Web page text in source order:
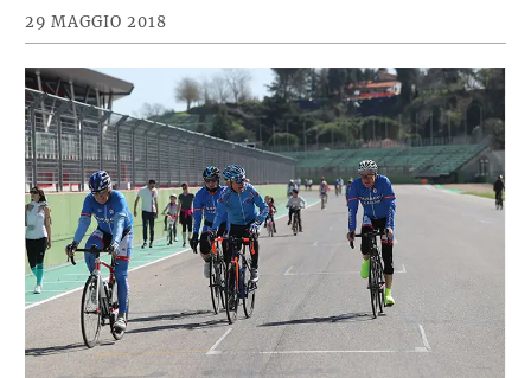
29 MAGGIO 2018